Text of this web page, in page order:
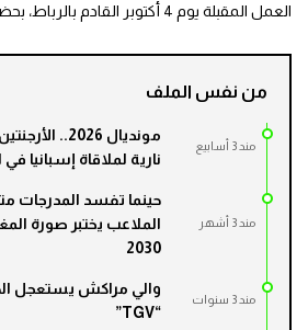
العمل المقبلة يوم 4 أكتوبر القادم بالرباط، بحضور رؤساء الاتحادات الثلاثة.
من نفس الملف
مند 3 أسابيع
مونديال
نارية لملاقاة إسبانيا في
مند 3 أشهر
حينما تفسد المدرجات
الملاعب يختبر صورة
2030
مند 3 سنوات
والي مراكش يستعجل
“TGV”